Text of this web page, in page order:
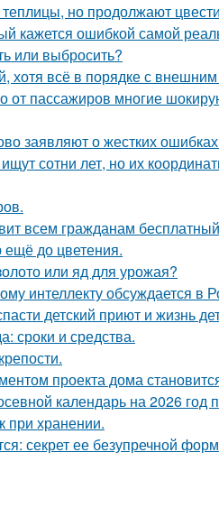
но продолжают
кажется ошибкой самой
или выбросить?
хотя всё в порядке с
от пассажиров многие
заявляют о жестких
сотни лет, но их
всем гражданам
ещё до цветения.
или яд для урожая?
интеллекту обсуждается в
детский приют и жизнь
сроки и средства.
проекта дома
календарь на 2026
при хранении.
секрет ее безупречной